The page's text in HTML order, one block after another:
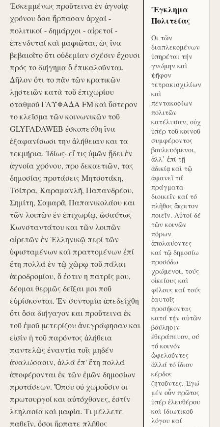
Ἐσκεμμένως προὔτεινα ἐν ἀγνοίᾳ
χρόνου ὅσα ἥρπασαν ἀρχαί -
πολιτικοί - δημάρχοι - αἱρετοί -
ἐπενδυταί καὶ μαφιῶται, ὡς ἵνα
βεβαιοῖτο ὅτι οὐδεμίαν σχέσιν ἔχουσι
πρός το διήγημα ὃ ἐπικαλοῦνται.
Δῆλον ὅτι το πᾶν τῶν κρατικῶν
λῃστειῶν κατὰ τοῦ ἐπιχωρίου
σταθμοῦ ΓΛΥΦΑΔΑ FM καὶ ὕστερον
το κλεῖσμα τῶν κοινωνικῶν τοῦ
GLYFADAWEB ἐσκοπεύθη ἵνα
ἐξαφανίσωσι την ἀλήθειαν και τα
τεκμήρια. Ἰδίως· εἴ τις ὑμῶν ᾔδει ἐν
ἀγνοία χρόνου, προ δεκαετιῶν, τας
δημοσίας προτάσεις Μητσοτάκη,
Τσίπρα, Καραμανλῆ, Παπανδρέου,
Σημίτη, Σαμαρᾶ, Παπανικολάου και
τῶν λοιπῶν ἐν ἐπιχωρίῳ, ὡσαύτως
Κωνσταντάτου και τῶν λοιπῶν
αἱρετῶν ἐν Ἑλληνικῷ περί τῶν
ὑφισταμένων καὶ πραττομένων ἐπί
ἔτη πολλά ἐν τῷ χῶρῳ τοῦ πάλαι
ἀεροδρομίου, ὅ ἐστιν η πατρίς μου,
δέομαι θερμῶς δεῖξαι μοι ποῦ
εὑρίσκονται. Ἐν συντομία ἀπεδείχθη
ὅτι ὅσα διήγαγον και προὔτεινα ἐκ
τοῦ ἐμοῦ μετερίζου ἀνεγράφησαν και
εἰσίν ἡ τοῦ παρόντος ἀλήθεια
παντελῶς ἐναντία τοῖς μηδέν
ἀναλώσασιν, ἀλλά ἐπ' ἔτη πολλά
ἀποφέρονται ἐκ τῶν ἐμῶν δημοσίων
προτάσεων. Ὅπου οὐ χωροῦσιν οι
πρωτουργοί και αὐτόχθονες, ἐστίν
λεηλασία καὶ μαφία. Τι μέλλετε
παθεῖν, ὅσοι ἥρπατε πλῆθος
Ἔγκλημα
Πολιτείας
Οι τῶν
διαπλεκομένων
ὑπηρέται τήν
γνώμην καὶ
ψῆφον
τετρακισχιλίων
καὶ
πεντακοσίων
πολιτῶν
κατέλυσαν, οὐχ
ὑπέρ τοῦ κοινοῦ
συμφέροντος
βουλευόμενοι,
ἀλλ᾽ ἐπί τῇ
ἀδικίᾳ καὶ τῷ
ἀφανεῖ τά
πράγματα
διοικεῖν καί τό
πλῆθος ἄκριτον
ποιεῖν. Αὐτοί δέ
τῶν κοινῶν
πόρων
ἀπολαύοντες
καί τῷ δημοσίω
προσόδω
χρώμενοι, τούς
οἰκείους καὶ
φίλους καί τούς
ἑαυτοῖς
προσήκοντας
κατά τήν αὑτῶν
βούλησιν
ἐθεράπευον, ού
τό κοινόν
ὠφελοῦντες
ἀλλά τό ἴδιον
κέρδος
ζητοῦντες. Ἐγώ
μέν οὖν πρῶτος
ὑπέρ ἐλευθέρου
καὶ ίδιωτικοῦ
λόγου καί